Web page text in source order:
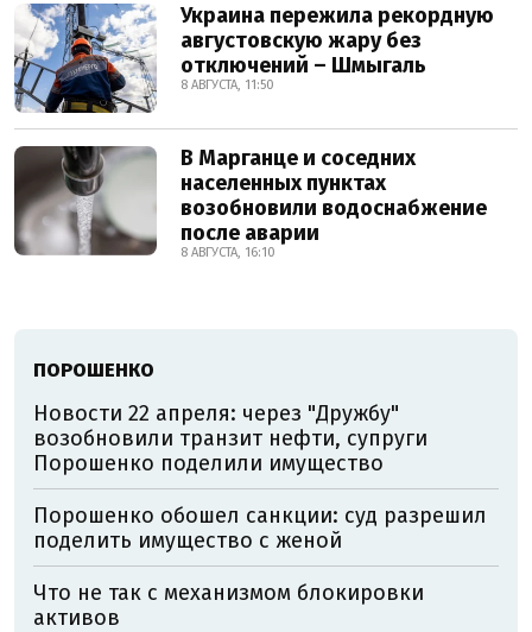
Украина пережила рекордную
августовскую жару без
отключений – Шмыгаль
8 АВГУСТА, 11:50
В Марганце и соседних
населенных пунктах
возобновили водоснабжение
после аварии
8 АВГУСТА, 16:10
ПОРОШЕНКО
Новости 22 апреля: через "Дружбу"
возобновили транзит нефти, супруги
Порошенко поделили имущество
Порошенко обошел санкции: суд разрешил
поделить имущество с женой
Что не так с механизмом блокировки
активов